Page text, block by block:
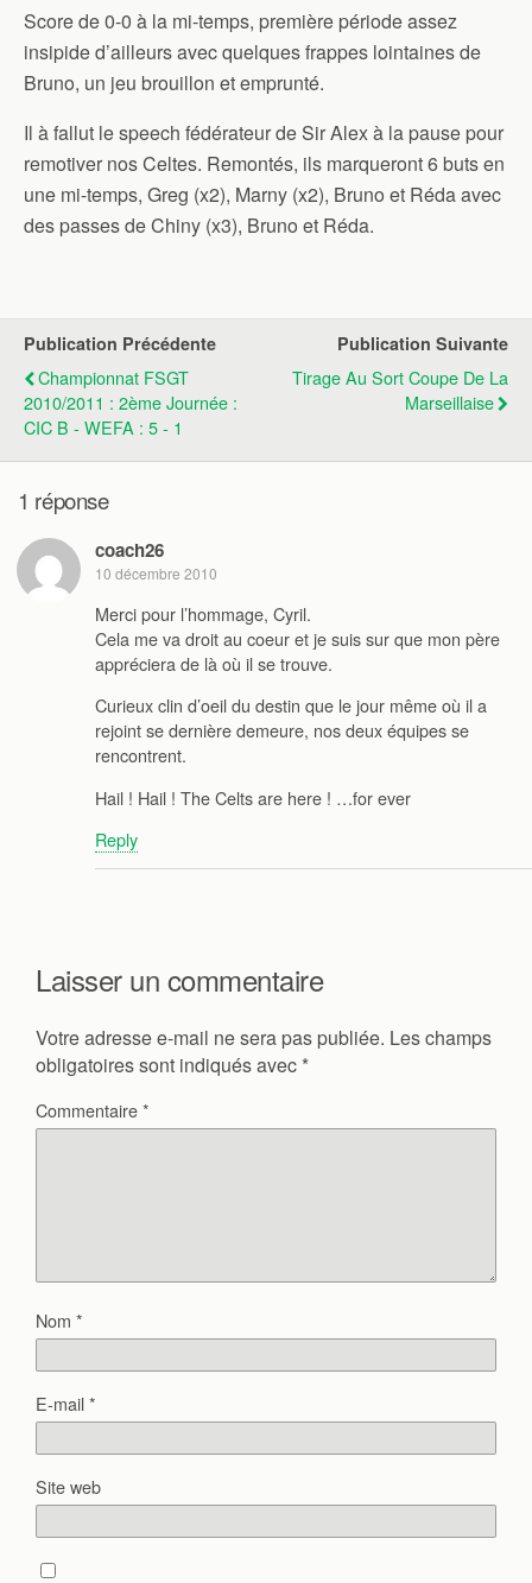
Score de 0-0 à la mi-temps, première période assez
insipide d’ailleurs avec quelques frappes lointaines de
Bruno, un jeu brouillon et emprunté.
Il à fallut le speech fédérateur de Sir Alex à la pause pour
remotiver nos Celtes. Remontés, ils marqueront 6 buts en
une mi-temps, Greg (x2), Marny (x2), Bruno et Réda avec
des passes de Chiny (x3), Bruno et Réda.
Publication Précédente
Championnat FSGT
2010/2011 : 2ème Journée :
CIC B - WEFA : 5 - 1
Publication Suivante
Tirage Au Sort Coupe De La
Marseillaise
1 réponse
coach26
10 décembre 2010
Merci pour l’hommage, Cyril.
Cela me va droit au coeur et je suis sur que mon père
appréciera de là où il se trouve.
Curieux clin d’oeil du destin que le jour même où il a
rejoint se dernière demeure, nos deux équipes se
rencontrent.
Hail ! Hail ! The Celts are here ! …for ever
Reply
Laisser un commentaire
Votre adresse e-mail ne sera pas publiée. Les champs
obligatoires sont indiqués avec *
Commentaire*
Nom *
E-mail*
Site web